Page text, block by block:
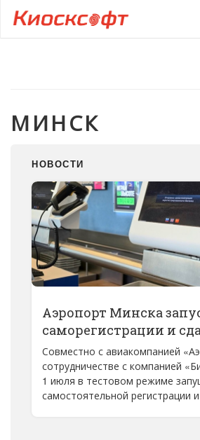
МИНСК
НОВОСТИ
Аэропорт Минска
саморегистрации и
Совместно с авиакомпанией
сотрудничестве с компанией
1 июля в тестовом режиме
самостоятельной регистрации